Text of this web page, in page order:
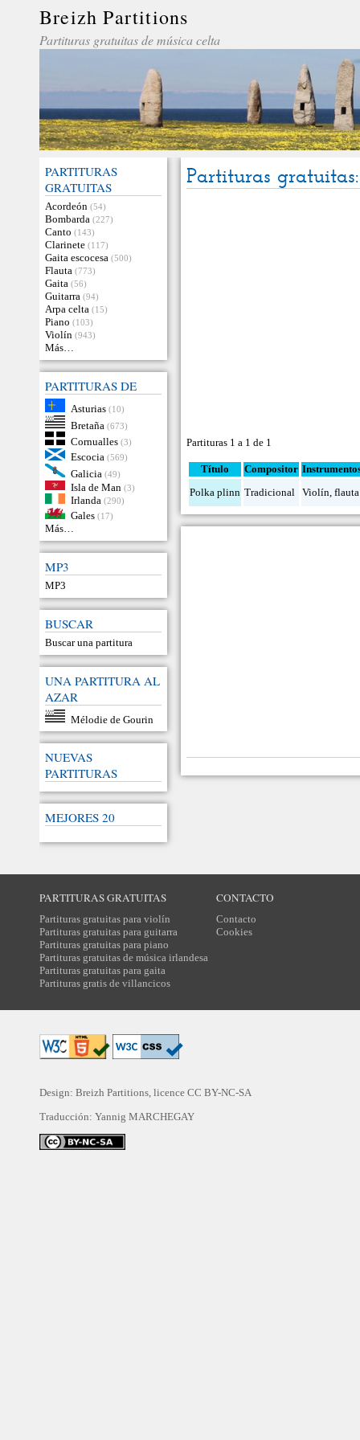
Breizh Partitions
Partituras gratuitas de música celta
PARTITURAS
GRATUITAS
Acordeón (54)
Bombarda (227)
Canto (143)
Clarinete (117)
Gaita escocesa (500)
Flauta (773)
Gaita (56)
Guitarra (94)
Arpa celta (15)
Piano (103)
Violín (943)
Más…
PARTITURAS DE
Asturias (10)
Bretaña (673)
Cornualles (3)
Escocia (569)
Galicia (49)
Isla de Man (3)
Irlanda (290)
Gales (17)
Más…
MP3
MP3
BUSCAR
Buscar una partitura
UNA PARTITURA AL
AZAR
Mélodie de Gourin
NUEVAS
PARTITURAS
MEJORES 20
Partituras
Partituras 1 a 1 de 1
Título Compositor
Polka plinn Tradicional Violín,flauta
PARTITURAS GRATUITAS
Partituras gratuitas para violín
Partituras gratuitas para guitarra
Partituras gratuitas para piano
Partituras gratuitas de música irlandesa
Partituras gratuitas para gaita
Partituras gratis de villancicos
CONTACTO
Contacto
Cookies
Design: Breizh Partitions, licence CC BY-NC-SA
Traducción: Yannig MARCHEGAY